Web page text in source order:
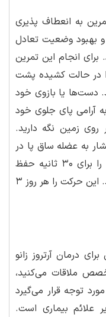
به انعطاف پذیری
بهبود وضعیت تعادل
برای انجام این تمرین
را در حالت کشیده پشت
دست‌ها یا بازوی خود
آرامی پای جلوی خود
زمین نگه دارید.
به عضله ساق پا در
پشت قوزک خود کردید، این وضعیت را برای ۳۰ ثانیه حفظ
کنید. به آرامی به حالت اولیه باز گردید. این حرکت را هر روز ۳
درمان آرتروز زانو
ملاقات می‌کنید،
توجه قرار می‌گیرد
علائم بیماری است.